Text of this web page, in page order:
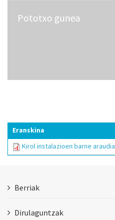
Pototxo gunea
Eranskina
Kirol instalazioen barne araudia
Berriak
Dirulaguntzak